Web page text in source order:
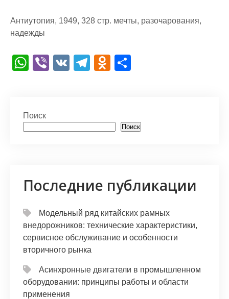
Антиутопия, 1949, 328 стр. мечты, разочарования,
надежды
W
s
A
Vi
V
T
a
O
kl
ni
ki
а
т
ь
Поиск
Поиск
Последние публикации
Модельный ряд китайских рамных
внедорожников: технические характеристики,
сервисное обслуживание и особенности
вторичного рынка
Асинхронные двигатели в промышленном
оборудовании: принципы работы и области
применения